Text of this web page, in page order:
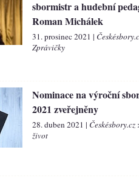
sbormistr a hudební
Roman Michálek
31. prosinec 2021 |
Zprávičky
Nominace na výroční
2021 zveřejněny
28. duben 2021 |
život